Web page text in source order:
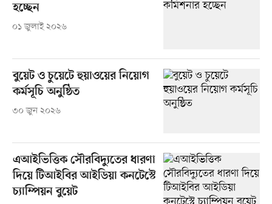
হচ্ছেন
০১ জুলাই ২০২৬
বুয়েট ও চুয়েটে হুয়াওয়ের নিয়োগ
কর্মসূচি অনুষ্ঠিত
৩০ জুন ২০২৬
এআইভিত্তিক সৌরবিদ্যুতের ধারণা
দিয়ে টিআইবির আইডিয়া কনটেস্টে
চ্যাম্পিয়ন বুয়েট